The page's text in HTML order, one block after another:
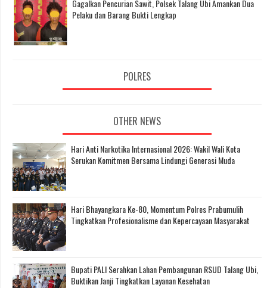
Gagalkan Pencurian Sawit, Polsek Talang Ubi Amankan Dua
Pelaku dan Barang Bukti Lengkap
POLRES
OTHER NEWS
Hari Anti Narkotika Internasional 2026: Wakil Wali Kota
Serukan Komitmen Bersama Lindungi Generasi Muda
Hari Bhayangkara Ke-80, Momentum Polres Prabumulih
Tingkatkan Profesionalisme dan Kepercayaan Masyarakat
Bupati PALI Serahkan Lahan Pembangunan RSUD Talang Ubi,
Buktikan Janji Tingkatkan Layanan Kesehatan